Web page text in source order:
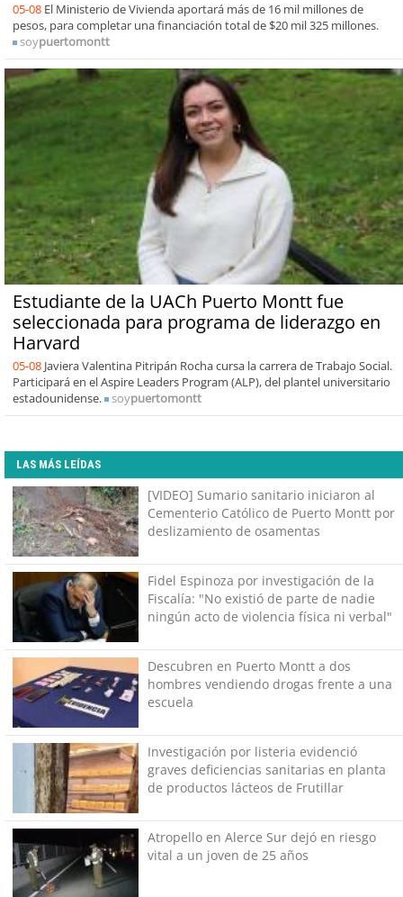
05-08 El Ministerio de Vivienda aportará más de 16 mil millones de
pesos, para completar una financiación total de $20 mil 325 millones.
soypuertomontt
Estudiante de la UACh Puerto Montt fue
seleccionada para programa de liderazgo en
Harvard
05-08 Javiera Valentina Pitripán Rocha cursa la carrera de Trabajo Social.
Participará en el Aspire Leaders Program (ALP), del plantel universitario
estadounidense.
soypuertomontt
LAS MÁS LEÍDAS
[VIDEO] Sumario sanitario iniciaron al
Cementerio Católico de Puerto Montt por
deslizamiento de osamentas
Fidel Espinoza por investigación de la
Fiscalía: "No existió de parte de nadie
ningún acto de violencia física ni verbal"
Descubren en Puerto Montt a dos
hombres vendiendo drogas frente a una
escuela
Investigación por listeria evidenció
graves deficiencias sanitarias en planta
de productos lácteos de Frutillar
Atropello en Alerce Sur dejó en riesgo
vital a un joven de 25 años